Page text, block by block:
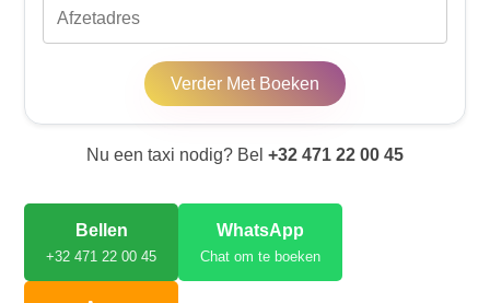
Verder Met Boeken
Nu een taxi nodig? Bel +32 471 22 00 45
Bellen
+32 471 22 00 45
WhatsApp
Chat om te boeken